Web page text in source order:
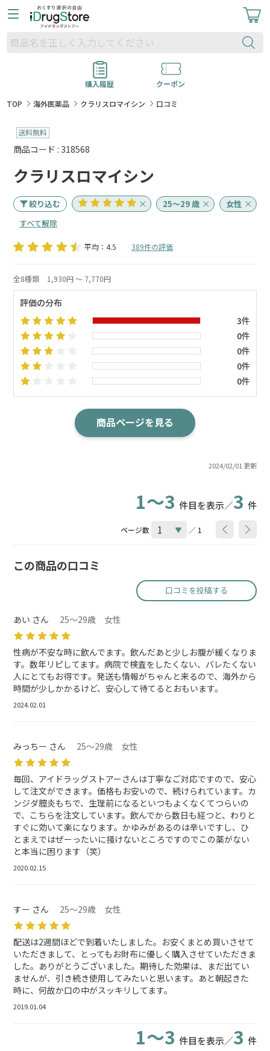
購入履歴
クーポン
TOP
海外医薬品 クラリスロマイシン 口コミ
商品コード : 318568
クラリスロマイシン
絞り込む 25～29 歳
女性
すべて解除
平均：4.5 389件の評価
2024/02/01 更新
全8種類 1,930円 ～ 7,770円
評価の分布
3件
0件
0件
0件
0件
商品ページを見る
1～3 件目を表示／3 件
ページ数 ／ 1
この商品の口コミ
口コミを投稿する
あい さん 25～29歳 女性
性病が不安な時に飲んでます。飲んだあと少しお腹が緩くなりま
す。数年リピしてます。病院で検査をしたくない、バレたくない
人にとてもお得です。発送も情報がちゃんと来るので、海外から
時間が少しかかるけど、安心して待てるとおもいます。
2024.02.01
みっちー さん 25～29歳 女性
毎回、アイドラッグストアーさんは丁寧なご対応ですので、安心
して注文ができます。価格もお安いので、続けられています。カ
ンジダ膣炎もちで、生理前になるといつもよくなくてつらいの
で、こちらを注文しています。飲んでから数日も経つと、わりと
すぐに効いて楽になります。かゆみがあるのは辛いですし、ひ
とまえではぜーったいに掻けないところですのでこの薬がない
と本当に困ります（笑）
2020.02.15
すー さん 25～29歳 女性
配送は2週間ほどで到着いたしました。お安くまとめ買いさせて
いただきまして、とってもお財布に優しく購入させていただきま
した。ありがとうございました。期待した効果は、まだ出てい
ませんが、引き続き使用してみたいと思います。あと朝起きた
時に、何故か口の中がスッキリしてます。
2019.01.04
1～3 件目を表示／3 件